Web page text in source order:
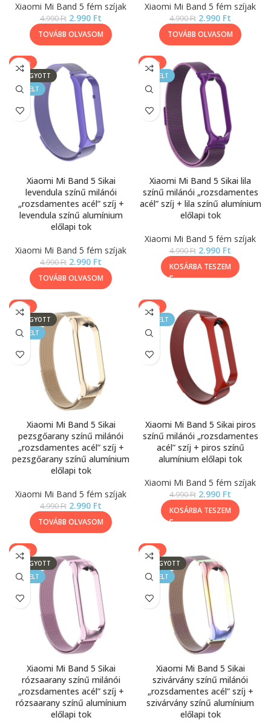
Xiaomi Mi Band 5 fém szíjak
4.990Ft 2.990 Ft
TOVÁBB OLVASOM
Xiaomi Mi Band 5 fém szíjak
4.990Ft 2.990 Ft
TOVÁBB OLVASOM
-40%
ELFOGYOTT
KIEMELT
Xiaomi Mi Band 5 Sikai
levendula színű milánói
„rozsdamentes acél” szíj +
levendula színű alumínium
előlapi tok
Xiaomi Mi Band 5 fém szíjak
4.990Ft 2.990 Ft
TOVÁBB OLVASOM
-40%
KIEMELT
Xiaomi Mi Band 5 Sikai lila
színű milánói „rozsdamentes
acél” szíj + lila színű alumínium
előlapi tok
Xiaomi Mi Band 5 fém szíjak
4.990Ft 2.990 Ft
KOSÁRBA TESZEM
-40%
ELFOGYOTT
KIEMELT
Xiaomi Mi Band 5 Sikai
pezsgőarany színű milánói
„rozsdamentes acél” szíj +
pezsgőarany színű alumínium
előlapi tok
Xiaomi Mi Band 5 fém szíjak
4.990Ft 2.990 Ft
TOVÁBB OLVASOM
-40%
KIEMELT
Xiaomi Mi Band 5 Sikai piros
színű milánói „rozsdamentes
acél” szíj + piros színű
alumínium előlapi tok
Xiaomi Mi Band 5 fém szíjak
4.990Ft 2.990 Ft
KOSÁRBA TESZEM
-40%
ELFOGYOTT
KIEMELT
Xiaomi Mi Band 5 Sikai
rózsaarany színű milánói
„rozsdamentes acél” szíj +
rózsaarany színű alumínium
előlapi tok
-40%
ELFOGYOTT
KIEMELT
Xiaomi Mi Band 5 Sikai
szivárvány színű milánói
„rozsdamentes acél” szíj +
szivárvány színű alumínium
előlapi tok